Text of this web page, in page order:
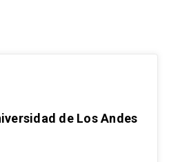
de Los Andes